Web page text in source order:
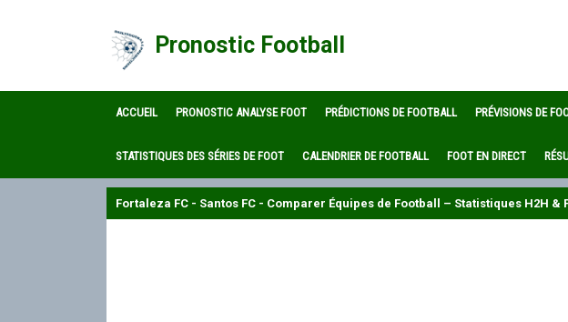
Pronostic Football
ACCUEIL PRONOSTIC ANALYSE FOOT PRÉDICTIONS DE FOOTBALL PRÉVISIONS DE
STATISTIQUES DES SÉRIES DE FOOT CALENDRIER DE FOOTBALL FOOT EN DIRECT
Fortaleza FC - Santos FC - Comparer Équipes de Football – Statistiques H2H &